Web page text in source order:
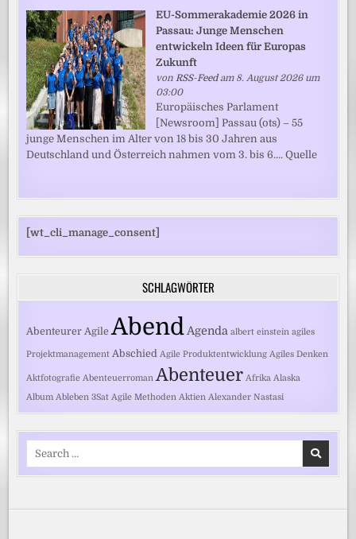
EU-Sommerakademie 2026 in
Passau: Junge Menschen
entwickeln Ideen für Europas
Zukunft
von RSS-Feedam 8. August 2026 um
03:00
Europäisches Parlament
[Newsroom] Passau (ots) – 55
junge Menschen im Alter von 18 bis 30 Jahren aus
Deutschland und Österreich nahmen vom 3. bis 6.... Quelle
[wt_cli_manage_consent]
SCHLAGWÖRTER
Abenteurer Agile Abend Agenda albert einstein agiles
Projektmanagement Abschied Agile Produktentwicklung Agiles Denken
Aktfotografie Abenteuerroman Abenteuer Afrika Alaska
Album Ableben 3Sat Agile Methoden Aktien Alexander Nastasi